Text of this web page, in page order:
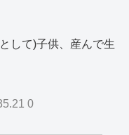
して)子供、産んで生
0